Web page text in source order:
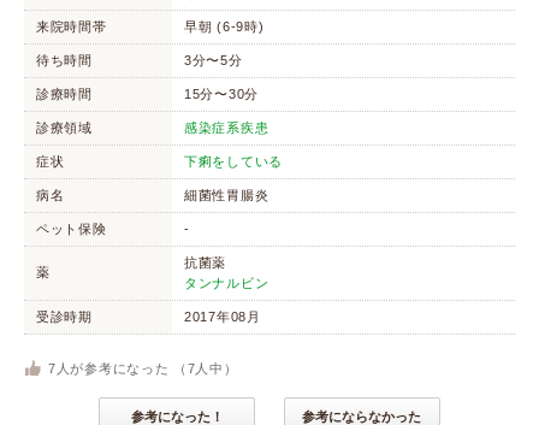
来院時間帯 早朝 (6-9時)
待ち時間 3分〜5分
診療時間 15分〜30分
診療領域 感染症系疾患
症状 下痢をしている
病名 細菌性胃腸炎
ペット保険 -
薬
抗菌薬
タンナルビン
受診時期 2017年08月
7 人が参考になった （ 7 人中）
参考になった！ 参考にならなかった